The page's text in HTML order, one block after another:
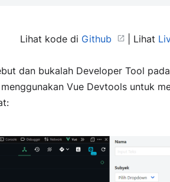
Lihat kode di Github | Lihat
dan bukalah Developer Tool
Vue Devtools untuk